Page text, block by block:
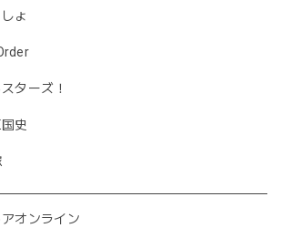
ょ
ターズ！
史
オンライン